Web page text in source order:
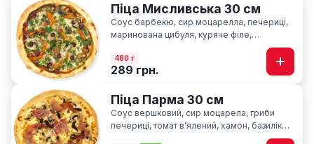
Піца Мисливська 30 см
Соус барбекю, сир моцарелла, печериці,
маринована цибуля, куряче філе,
мисливські ковбаски, ароматна петрушка
480 г
289 грн.
Піца Парма 30 см
Соус вершковий, сир моцарела, гриби
печериці, томат вʼялений, хамон, базилік